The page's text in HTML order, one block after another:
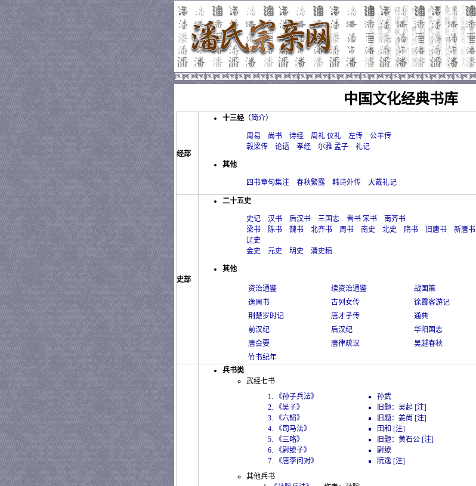
中国文化经典书库
经部
十三经 （简介）
周易 尚书 诗经 周礼 仪礼 左传
公羊传
穀梁传
论语 孝经 尔雅 孟子 礼记
其他
四书章句集注 春秋繁露 韩诗外传 大戴礼记
史部
二十五史
史记 汉书 后汉书 三国志 晋书 宋书
南齐书
梁书
陈书 魏书 北齐书 周书 南史 北史 隋书 旧唐书 新唐书
辽史
金史
元史 明史 清史稿
其他
资治通鉴 续资治通鉴 战国策
逸周书
古列女传 徐霞客游记
荆楚岁时记
唐才子传 通典
前汉纪
后汉纪 华阳国志
唐会要
唐律疏议 吴越春秋
竹书纪年
兵书类
武经七书
《孙子兵法》
《吴子》
《六韬》
《司马法》
《三略》
《尉缭子》
《唐李问对》
孙武
旧题：吴起 [注]
旧题：姜尚 [注]
田和 [注]
旧题：黄石公 [注]
尉缭
阮逸 [注]
其他兵书